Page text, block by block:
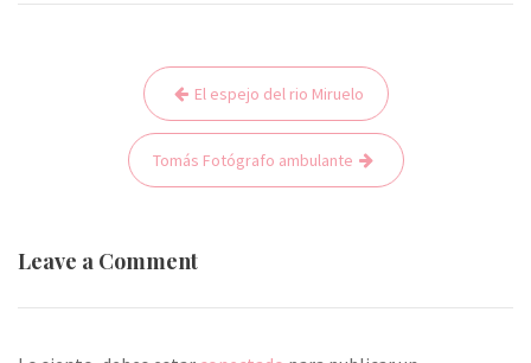
g
c
El espejo del rio Miruelo
Tomás Fotógrafo ambulante
Leave a Comment